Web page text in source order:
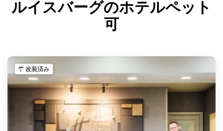
ルイスバーグのホテルペット
可
改装済み